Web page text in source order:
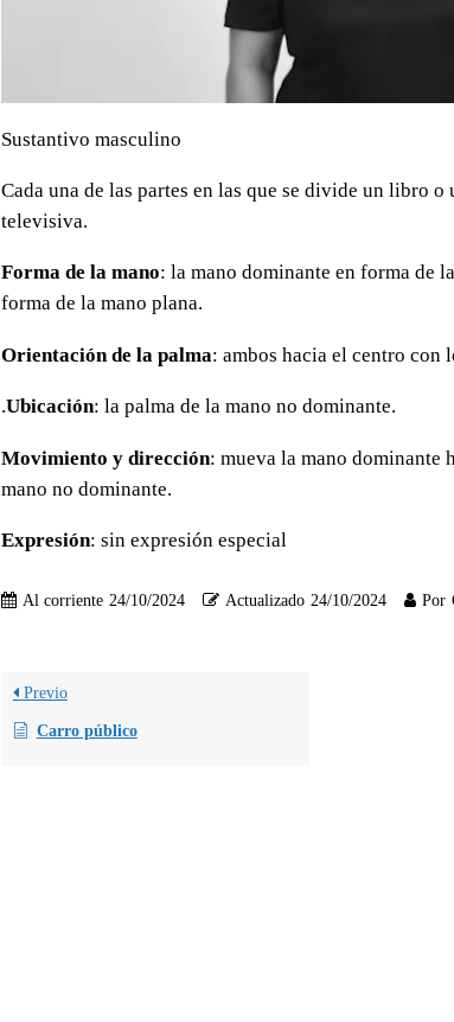
Sustantivo masculino
Cada una de las partes en las que se divide un libro
televisiva.
Forma de la mano: la mano dominante en forma de
forma de la mano plana.
Orientación de la palma: ambos hacia el centro con
.Ubicación: la palma de la mano no dominante.
Movimiento y dirección: mueva la mano dominante
mano no dominante.
Expresión: sin expresión especial
Al corriente 24/10/2024 Actualizado 24/10/2024 Por
Previo
Carro público